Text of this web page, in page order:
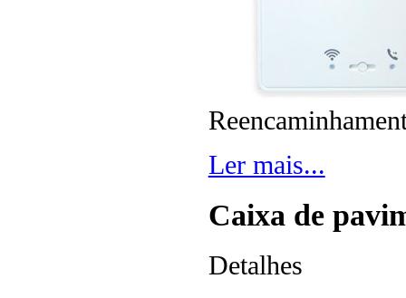
Ler mais...
Caixa de
Detalhes